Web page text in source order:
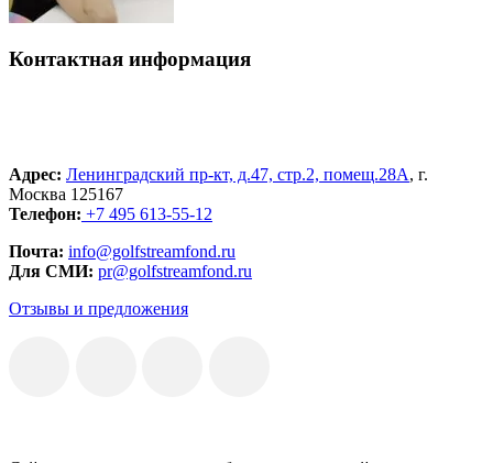
Контактная информация
Адрес: Ленинградский пр-кт, д.47, стр.2, помещ.28А, г.
Москва 125167
Телефон: +7 495 613-55-12
Почта: info@golfstreamfond.ru
Для СМИ: pr@golfstreamfond.ru
Отзывы и предложения